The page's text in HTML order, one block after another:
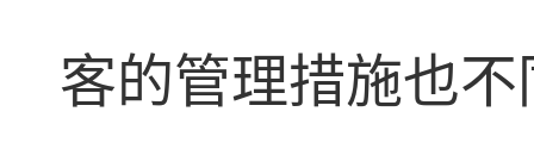
客的管理措施也